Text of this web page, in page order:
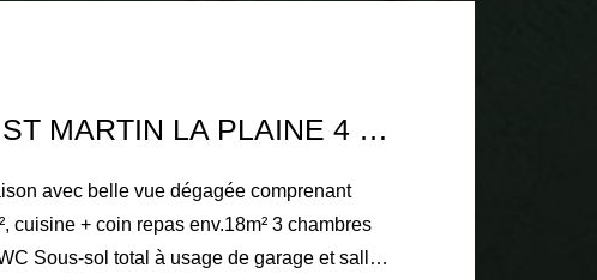
MAISON ST MARTIN LA PLAINE 4 PIÈCE(S)
avec belle vue dégagée comprenant
cuisine + coin repas env.18m² 3 chambres
Sous-sol total à usage de garage et salle